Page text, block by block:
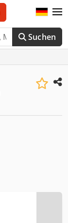
Suchen